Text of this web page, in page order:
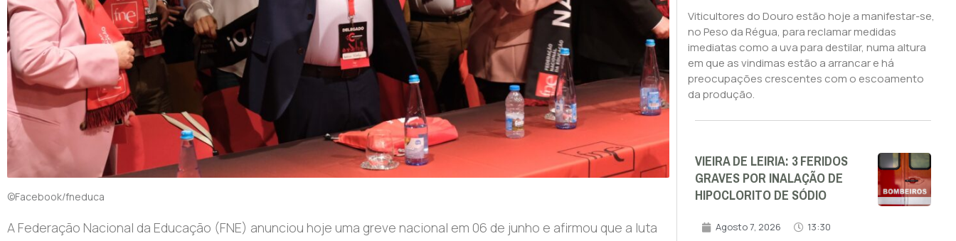
©Facebook/fneduca
A Federação Nacional da Educação (FNE) anunciou hoje uma greve nacional em 06 de junho e afirmou que a luta
Viticultores do Douro estão hoje a manifestar-se,
no Peso da Régua, para reclamar medidas
imediatas como a uva para destilar, numa altura
em que as vindimas estão a arrancar e há
preocupações crescentes com o escoamento
da produção.
VIEIRA DE LEIRIA: 3 FERIDOS
GRAVES POR INALAÇÃO DE
HIPOCLORITO DE SÓDIO
Agosto 7, 2026 13:30